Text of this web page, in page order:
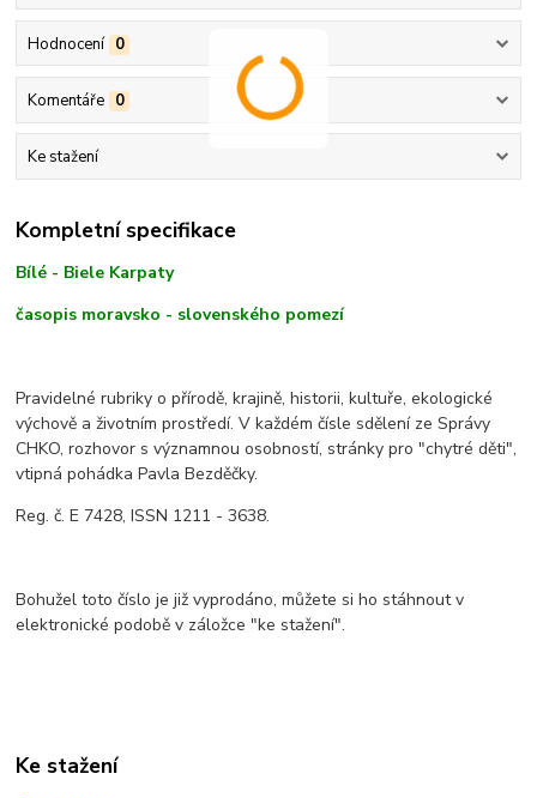
Hodnocení 0
Komentáře 0
Ke stažení
Kompletní specifikace
Bílé - Biele Karpaty
časopis moravsko - slovenského pomezí
Pravidelné rubriky o přírodě, krajině, historii, kultuře, ekologické
výchově a životním prostředí. V každém čísle sdělení ze Správy
CHKO, rozhovor s významnou osobností, stránky pro "chytré děti",
vtipná pohádka Pavla Bezděčky.
Reg. č. E 7428, ISSN 1211 - 3638.
Bohužel toto číslo je již vyprodáno, můžete si ho stáhnout v
elektronické podobě v záložce "ke stažení".
Ke stažení